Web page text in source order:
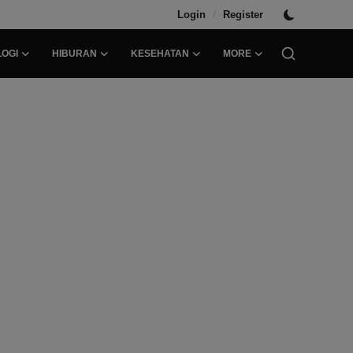
Login / Register
HIBURAN KESEHATAN MORE